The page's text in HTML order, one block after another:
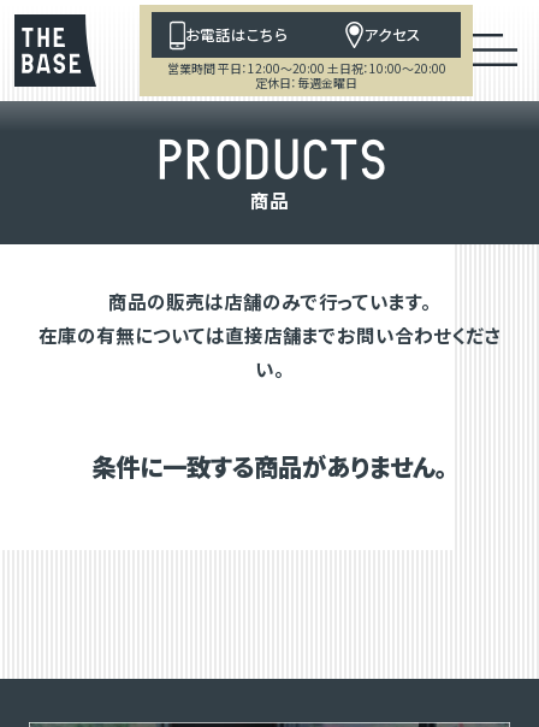
お電話はこちら アクセス
営業時間 平日：12:00～20:00 土日祝：10:00～20:00
定休日：毎週金曜日
PRODUCTS
商品
商品の販売は店舗のみで行っています。
在庫の有無については直接店舗までお問い合わせくださ
い。
条件に一致する商品がありません。